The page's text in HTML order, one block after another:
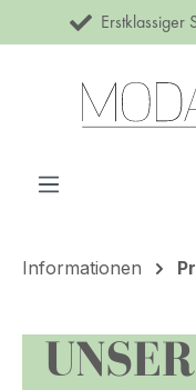
Zum HauptinhaltErstklassiger
Informationen